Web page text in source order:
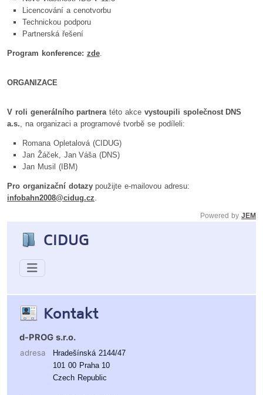
CIDUG
Kontakt
d-PROG s.r.o.
adresa
Hradešínská 2144/47
101 00 Praha 10
Czech Republic
Licencování a cenotvorbu
Technickou podporu
Partnerská řešení
Program konference: zde.
ORGANIZACE
V roli generálního partnera této akce vystoupili společnost DNS
a.s. , na organizaci a programové tvorbě se podíleli:
Romana Opletalová (CIDUG)
Jan Žáček, Jan Váša (DNS)
Jan Musil (IBM)
Pro organizační dotazypoužijte e-mailovou adresu:
infobahn2008@cidug.cz
Powered by JEM